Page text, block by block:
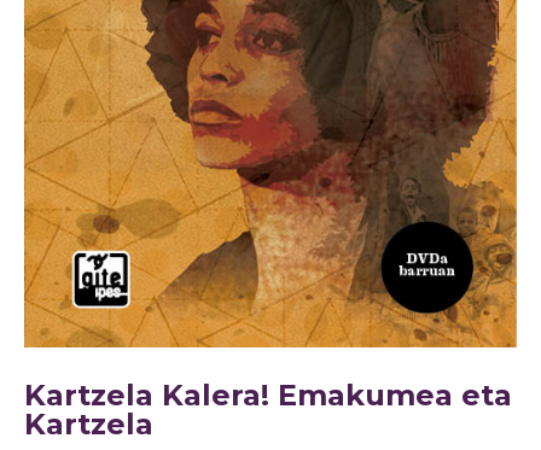
Kartzela Kalera! Emakumea eta
Kartzela